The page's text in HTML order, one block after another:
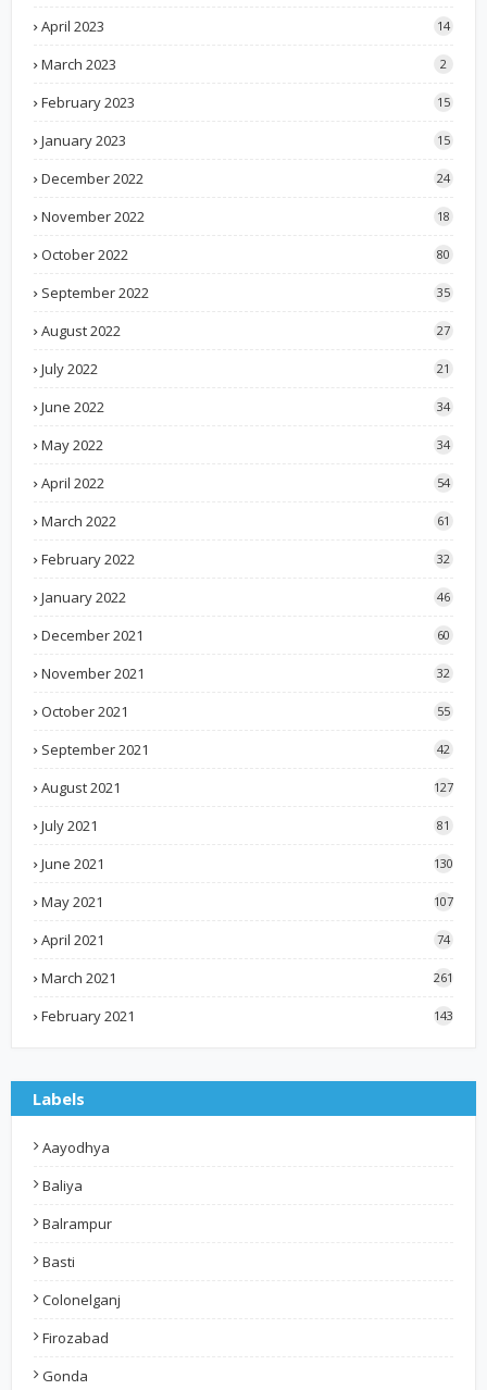
April 2023 14
March 2023 2
February 2023 15
January 2023 15
December 2022 24
November 2022 18
October 2022 80
September 2022 35
August 2022 27
July 2022 21
June 2022 34
May 2022 34
April 2022 54
March 2022 61
February 2022 32
January 2022 46
December 2021 60
November 2021 32
October 2021 55
September 2021 42
August 2021 127
July 2021 81
June 2021 130
May 2021 107
April 2021 74
March 2021 261
February 2021 143
Labels
Aayodhya
Baliya
Balrampur
Basti
Colonelganj
Firozabad
Gonda